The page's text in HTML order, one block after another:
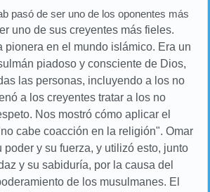
pasó de ser uno de los oponentes más
uno de sus creyentes más fieles.
pionera en el mundo islámico. Era un
piadoso y consciente de Dios,
las personas, incluyendo a los no
a los creyentes tratar a los no
Nos mostró cómo aplicar el
no cabe coacción en la religión". Omar
poder y su fuerza, y utilizó esto, junto
y su sabiduría, por la causa del
de los musulmanes. El